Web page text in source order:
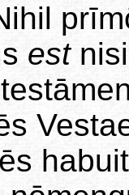
estnisi